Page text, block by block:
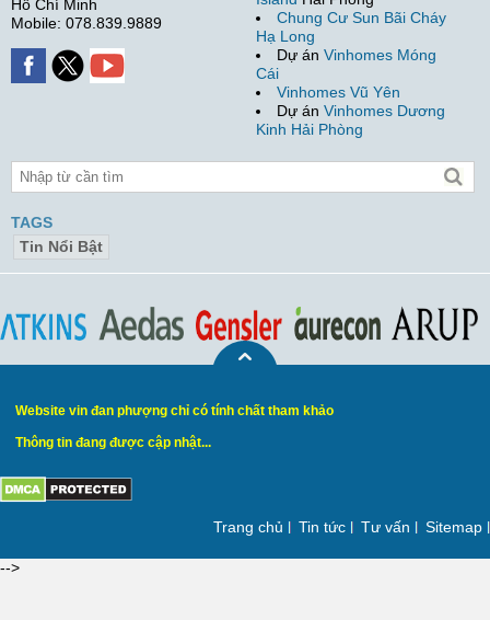
Hồ Chí Minh
Mobile: 078.839.9889
Chung Cư Sun Bãi Cháy
Hạ Long
Dự án Vinhomes Móng
Cái
Vinhomes Vũ Yên
Dự án Vinhomes Dương
Kinh Hải Phòng
TAGS
Tin Nổi Bật
Website vin đan phượng chỉ có tính chất tham khảo
Thông tin đang được cập nhật...
Trang chủ Tin tức Tư vấn Sitemap
-->